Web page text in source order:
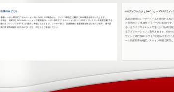
出展のみどころ
各種レーザー関係アプリケーション向けのAO、EO製品から、ファイバ部品など幅広くG&H製品を紹介いたします。
今年は、伯東様とのコラボレーションで最先端のレーザー加工アプリケーション向けにAOディフレクタ―を装置搭載する
際のリファレンスデザインの展示も準備しております。レーザー加工、計測関係の装置開発を検討されている方、量子計
測の実験系構築を検討されている方、何なりとご相談ください。
AOディフレクタと6000シリーズRFドライバ
高速に精密にレーザービームを掃引するAO
と専用のデジタルRFドライバのご紹介です
るいはライフサイエンス用途における高性
るアプリケーションに適用されます。G&H
ザインと高性能RFドライバの組み合わせに
ーム回折効率を幅広いスキャン範囲で実現し